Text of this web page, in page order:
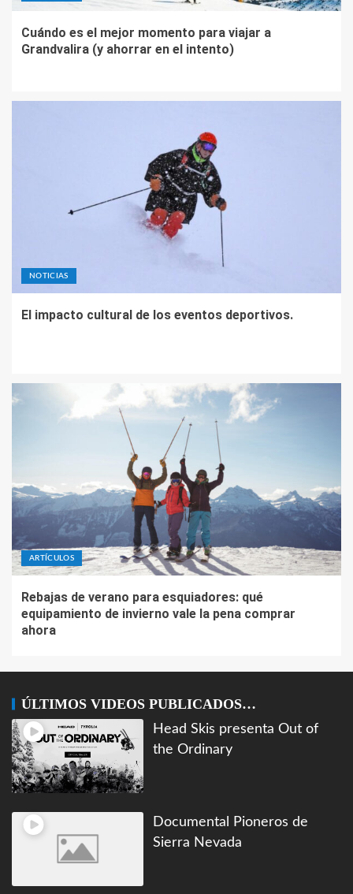
Cuándo es el mejor momento para viajar a
Grandvalira (y ahorrar en el intento)
NOTICIAS
El impacto cultural de los eventos deportivos.
ARTÍCULOS
Rebajas de verano para esquiadores: qué
equipamiento de invierno vale la pena comprar
ahora
ÚLTIMOS VIDEOS PUBLICADOS…
Head Skis presenta Out of
the Ordinary
Documental Pioneros de
Sierra Nevada